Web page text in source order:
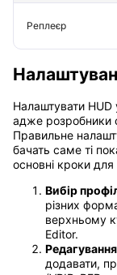
Реплеєр
Налаштувати
адже розробники
Правильне
бачать саме ті
основні кроки
Вибір
різних
верхньому
Editor.
додавати,